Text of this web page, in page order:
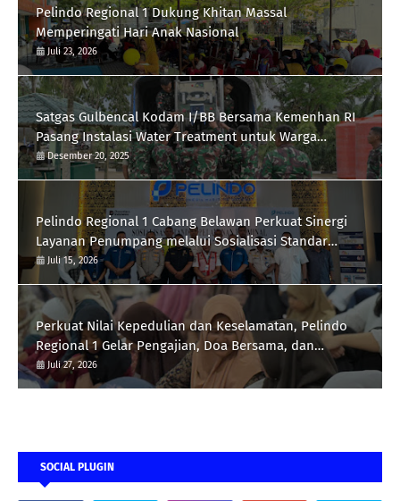
Pelindo Regional 1 Dukung Khitan Massal
Memperingati Hari Anak Nasional
Juli 23, 2026
Satgas Gulbencal Kodam I/BB Bersama Kemenhan RI
Pasang Instalasi Water Treatment untuk Warga
Kampung Lama, Kec. Besitang
Desember 20, 2025
Pelindo Regional 1 Cabang Belawan Perkuat Sinergi
Layanan Penumpang melalui Sosialisasi Standar
Pelayanan
Juli 15, 2026
Perkuat Nilai Kepedulian dan Keselamatan, Pelindo
Regional 1 Gelar Pengajian, Doa Bersama, dan
Santunan Anak Yatim Piatu
Juli 27, 2026
SOCIAL PLUGIN